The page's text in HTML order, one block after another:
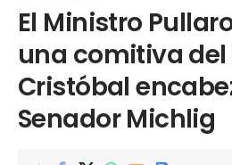
El Ministro
una comitiva del
Cristóbal
Senador Michlig